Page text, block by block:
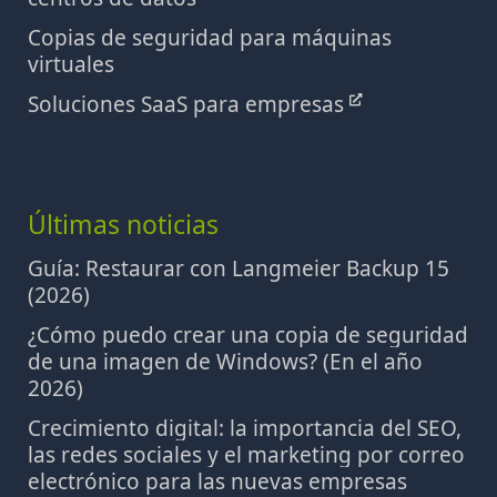
Copias de seguridad para máquinas
virtuales
Soluciones SaaS para empresas
Últimas noticias
Guía: Restaurar con Langmeier Backup 15
(2026)
¿Cómo puedo crear una copia de seguridad
de una imagen de Windows? (En el año
2026)
Crecimiento digital: la importancia del SEO,
las redes sociales y el marketing por correo
electrónico para las nuevas empresas